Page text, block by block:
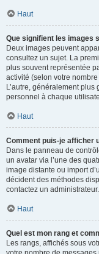
Haut
Que signifient les images
Deux images peuvent
consultez un sujet. La
plus souvent représentée
activité (selon votre
L’autre, généralement
personnel à chaque
Haut
Comment puis-je afficher
Dans le panneau de
un avatar via l’une des
image distante ou import
décident des méthodes
contactez un administrateur.
Haut
Quel est mon rang et
Les rangs, affichés sous